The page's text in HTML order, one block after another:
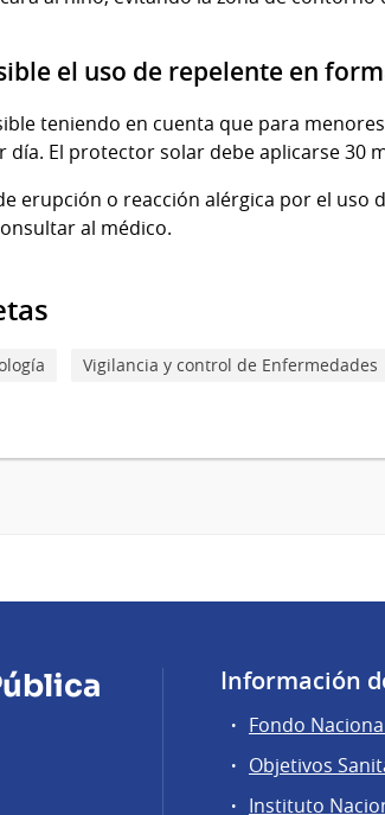
el uso de repelente en
teniendo en cuenta que para
día. El protector solar debe aplicarse 30
erupción o reacción alérgica por el
al médico.
Vigilancia y control de Enfermedades
Información
Fondo
Objetivos
Instituto